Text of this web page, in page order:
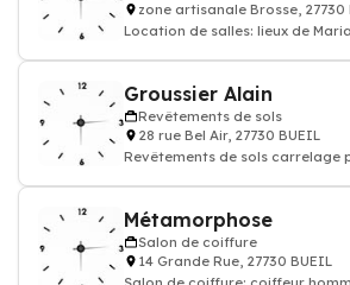
zone artisanale Brosse, 27730
Location de salles: lieux de
Groussier Alain
Revêtements de sols
28 rue Bel Air, 27730 BUEIL
Revêtements de sols carrelage
Métamorphose
Salon de coiffure
14 Grande Rue, 27730 BUEIL